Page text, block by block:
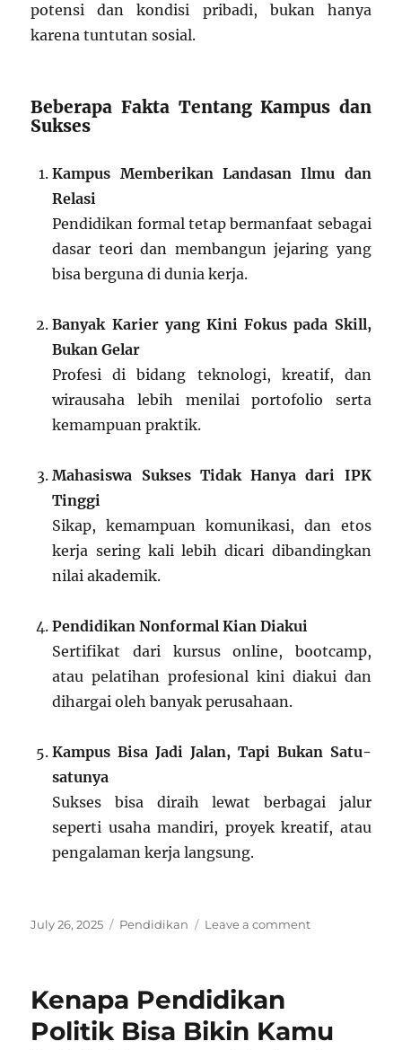
potensi dan kondisi pribadi, bukan hanya
karena tuntutan sosial.
Beberapa Fakta Tentang Kampus dan
Sukses
Kampus Memberikan Landasan Ilmu dan
Relasi
Pendidikan formal tetap bermanfaat sebagai
dasar teori dan membangun jejaring yang
bisa berguna di dunia kerja.
Banyak Karier yang Kini Fokus pada Skill,
Bukan Gelar
Profesi di bidang teknologi, kreatif, dan
wirausaha lebih menilai portofolio serta
kemampuan praktik.
Mahasiswa Sukses Tidak Hanya dari IPK
Tinggi
Sikap, kemampuan komunikasi, dan etos
kerja sering kali lebih dicari dibandingkan
nilai akademik.
Pendidikan Nonformal Kian Diakui
Sertifikat dari kursus online, bootcamp,
atau pelatihan profesional kini diakui dan
dihargai oleh banyak perusahaan.
Kampus Bisa Jadi Jalan, Tapi Bukan Satu-
satunya
Sukses bisa diraih lewat berbagai jalur
seperti usaha mandiri, proyek kreatif, atau
pengalaman kerja langsung.
Posted
July 26, 2025 Categories
Pendidikan Leave a commenton
Sukses?
Kenapa Pendidikan
Politik Bisa Bikin Kamu